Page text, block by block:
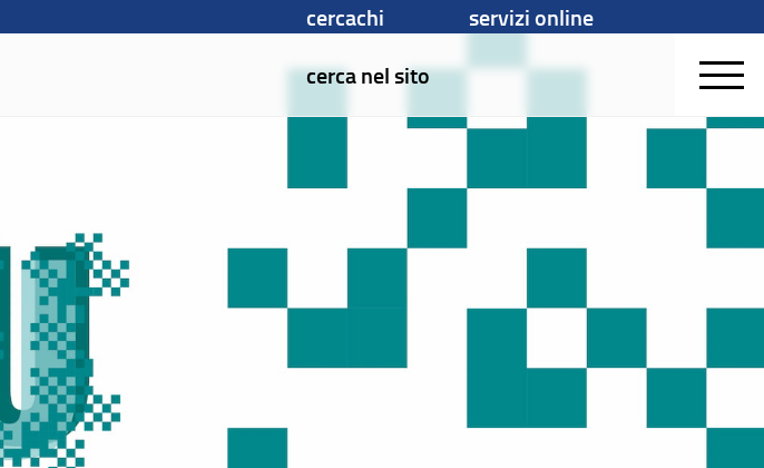
cercachi
servizi online
cerca nel sito